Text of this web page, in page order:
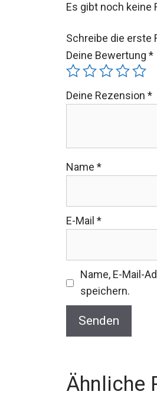
Es gibt noch keine
Schreibe die erste
Deine Bewertung *
Deine Rezension *
Name *
E-Mail *
Name, E-Mail-
speichern.
Ähnliche